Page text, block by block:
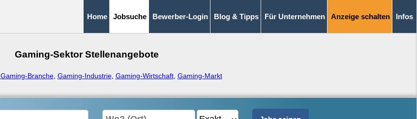
Home Jobsuche Bewerber-Login Blog & Tipps Für Unternehmen Anzeige schalten Infos
Gaming-Sektor Stellenangebote
Gaming-Branche, Gaming-Industrie, Gaming-Wirtschaft, Gaming-Markt